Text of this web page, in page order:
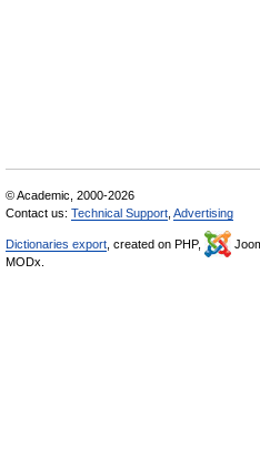
© Academic, 2000-2026
Contact us: Technical Support Advertising
Dictionaries export , created on PHP,
MODx.